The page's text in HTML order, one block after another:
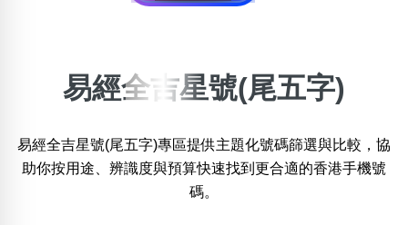
位置:
一 二 四 五 六 七 八
易經全吉星號(尾五字)
易經全吉星號(尾五字)專區提供主題化號碼篩選與比較，協
助你按用途、辨識度與預算快速找到更合適的香港手機號
碼。